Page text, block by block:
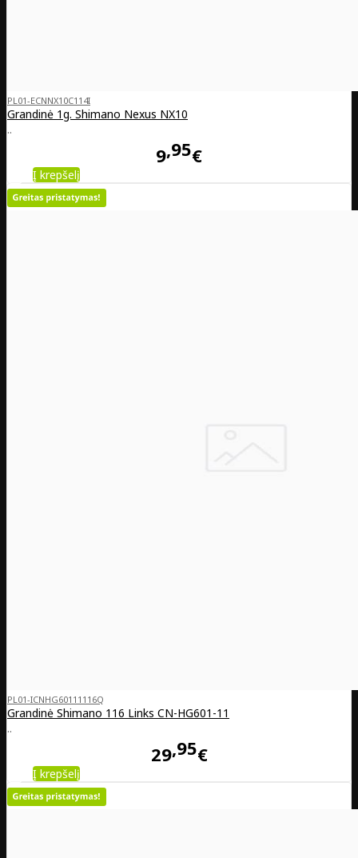
PL01-ECNNX10C114I
Grandinė 1g. Shimano Nexus NX10
..
9 95€
Į krepšelį
PL01-ICNHG60111116Q
Grandinė Shimano 116 Links CN-HG601-11
..
29 95€
Į krepšelį